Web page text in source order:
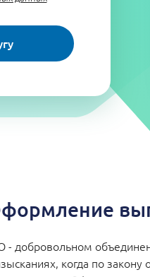
добровольном
когда по закону